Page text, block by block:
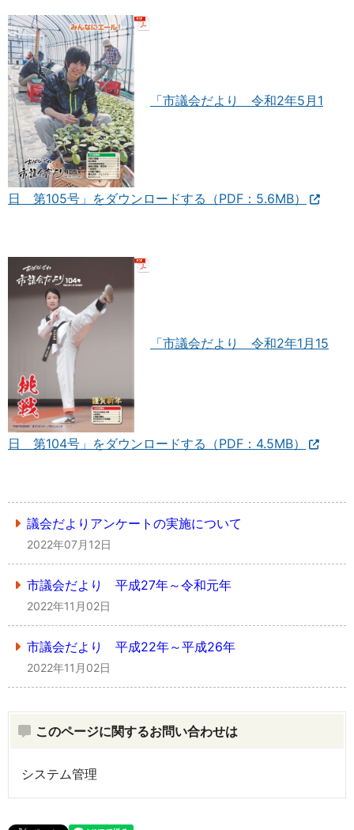
「市議会だより 令和2年5月1
日 第105号」をダウンロードする（PDF：5.6MB）
「市議会だより 令和2年1月15
日 第104号」をダウンロードする（PDF：4.5MB）
議会だよりアンケートの実施について
2022年07月12日
市議会だより 平成27年～令和元年
2022年11月02日
市議会だより 平成22年～平成26年
2022年11月02日
このページに関するお問い合わせは
システム管理